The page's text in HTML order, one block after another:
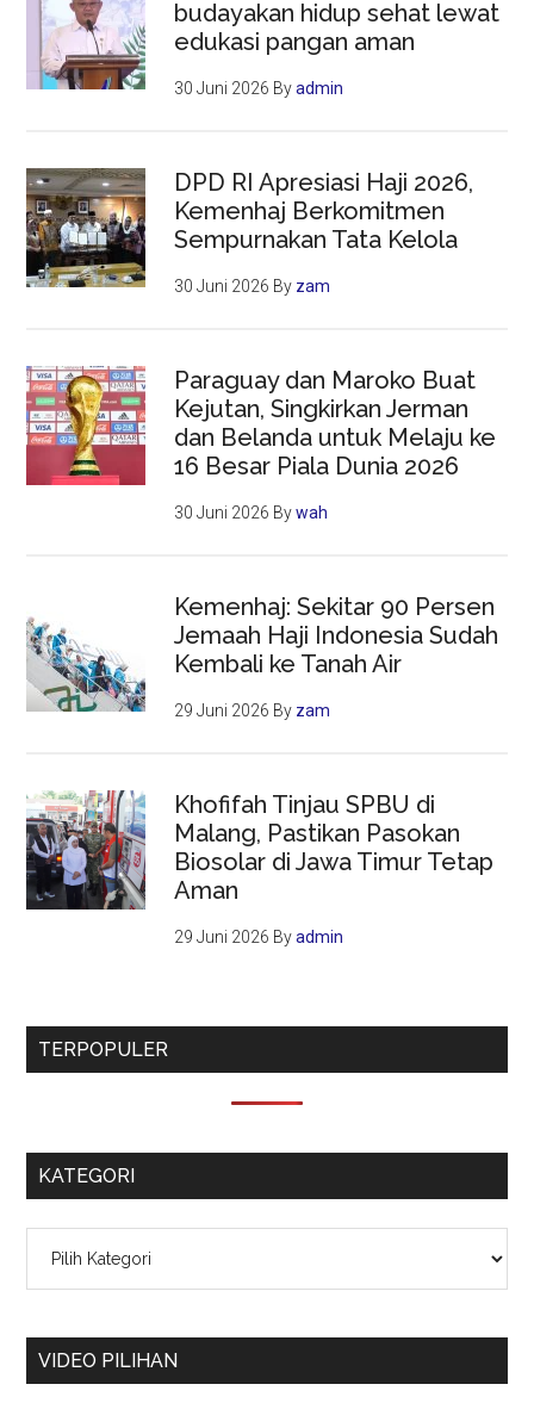
budayakan hidup sehat lewat
edukasi pangan aman
30 Juni 2026 Byadmin
DPD RI Apresiasi Haji 2026,
Kemenhaj Berkomitmen
Sempurnakan Tata Kelola
30 Juni 2026 By zam
Paraguay dan Maroko Buat
Kejutan, Singkirkan Jerman
dan Belanda untuk Melaju ke
16 Besar Piala Dunia 2026
30 Juni 2026 Bywah
Kemenhaj: Sekitar 90 Persen
Jemaah Haji Indonesia Sudah
Kembali ke Tanah Air
29 Juni 2026 By zam
Khofifah Tinjau SPBU di
Malang, Pastikan Pasokan
Biosolar di Jawa Timur Tetap
Aman
29 Juni 2026 Byadmin
TERPOPULER
KATEGORI
VIDEO PILIHAN